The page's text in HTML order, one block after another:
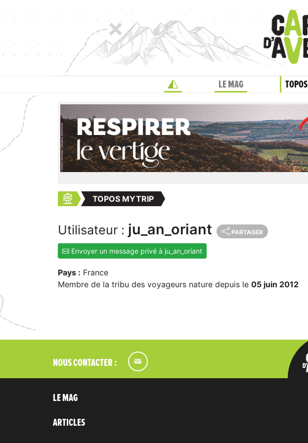
LE MAG TOPOS
TOPOS MYTRIP
Utilisateur : ju_an_oriant PARTAGER
Envoyer un message privé à ju_an_oriant
Pays : France
Membre de la tribu des voyageurs nature depuis le 05 juin 2012
NOUS CONTACTER :
LE MAG
ARTICLES